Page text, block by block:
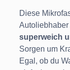
Diese
superweich
Sorgen um
Egal, ob du